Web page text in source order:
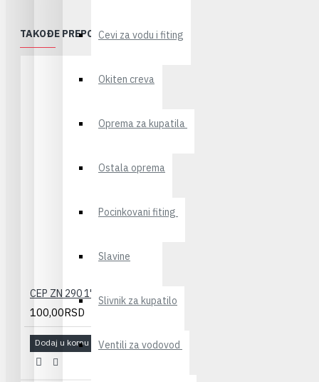
Cevi za vodu i fiting
Okiten creva
Oprema za kupatila
Ostala oprema
Pocinkovani fiting
Slavine
Slivnik za kupatilo
Ventili za vodovod
TAKOĐE PREPORUČUJEMO
CEP ZN 290 1"
100,00RSD
Dodaj u korpu